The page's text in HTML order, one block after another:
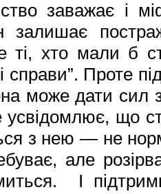
заважає і
залишає
ті, хто мали б
справи”. Проте
може дати сил
усвідомлює, що
з нею — не
але
І